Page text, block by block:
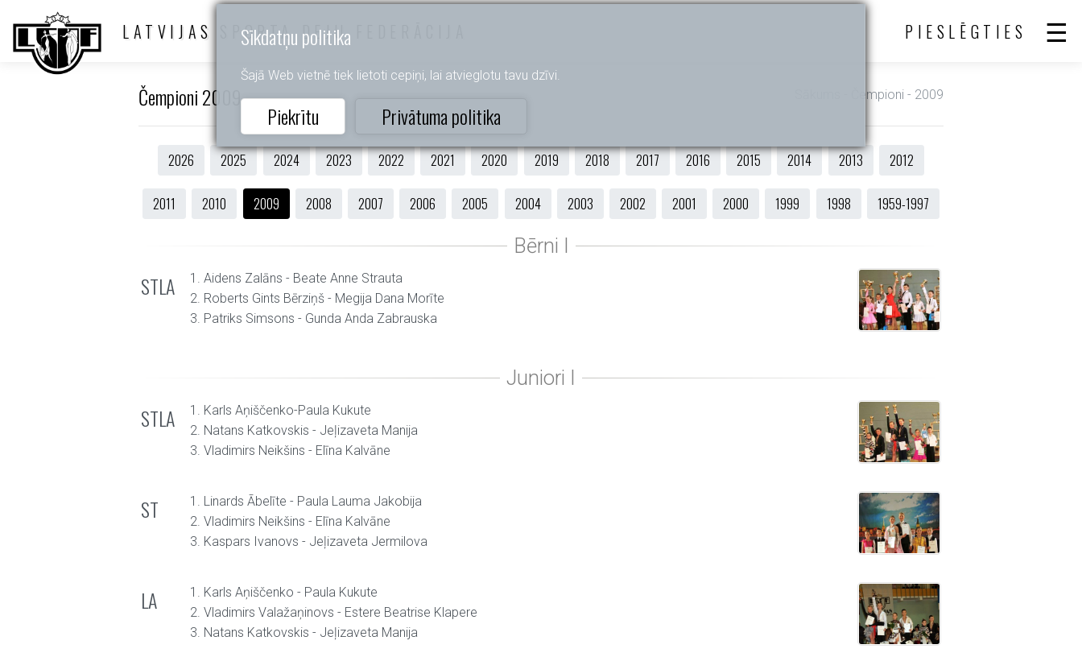
Sīkdatņu politika
Šajā Web vietnē tiek lietoti cepiņi, lai atvieglotu tavu dzīvi.
Piekrītu Privātuma politika
LATVIJAS SPORTA DEJU FEDERĀCIJA PIESLĒGTIES
Čempioni 2009 - Čempioni - 2009
2026 2025 2024 2023 2022 2021 2020 2019 2018 2017 2016 2015 2014 2013 2012
2011 2010 2009 2008 2007 2006 2005 2004 2003 2002 2001 2000 1999 1998 1959-1997
STLA
1. Aidens Zalāns - Beate Anne Strauta
2. Roberts Gints Bērziņš - Megija Dana Morīte
3. Patriks Simsons - Gunda Anda Zabrauska
STLA
1. Karls Aņiščenko-Paula Kukute
2. Natans Katkovskis - Jeļizaveta Manija
3. Vladimirs Neikšins - Elīna Kalvāne
ST
1. Linards Ābelīte - Paula Lauma Jakobija
2. Vladimirs Neikšins - Elīna Kalvāne
3. Kaspars Ivanovs - Jeļizaveta Jermilova
LA
1. Karls Aņiščenko - Paula Kukute
2. Vladimirs Valažaņinovs - Estere Beatrise Klapere
3. Natans Katkovskis - Jeļizaveta Manija